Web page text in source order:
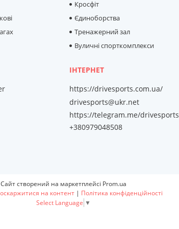
Кросфіт
Єдиноборства
Тренажерний зал
Вуличні спорткомплекси
https://drivesports.com.ua/
drivesports@ukr.net
https://telegram.me/drivesports
+380979048508
Сайт створений на маркетплейсі Prom.ua
на контент | Політика конфіденційності
Select Language ▼